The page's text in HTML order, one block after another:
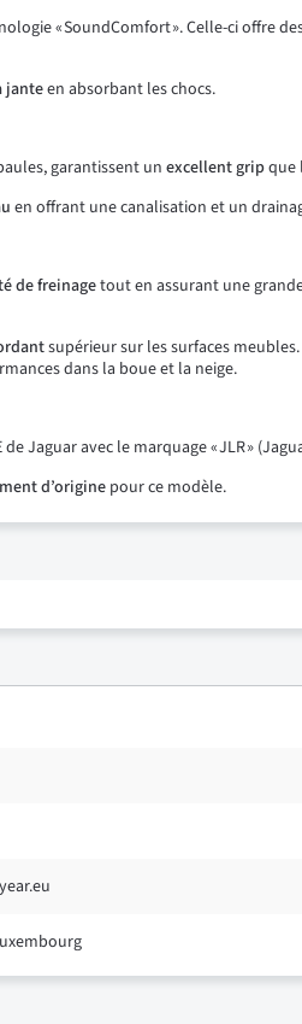
« SoundComfort ». Celle-ci offre
janteen absorbant les chocs.
garantissent un excellentgripque
en offrant une canalisation et un
de freinagetout en assurant une
supérieur sur les surfaces meubles.
dans la boue et la neige.
de Jaguar avec le marquage « JLR »
d’originepour ce modèle.